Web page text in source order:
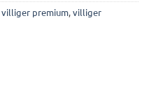
villiger premium,villiger